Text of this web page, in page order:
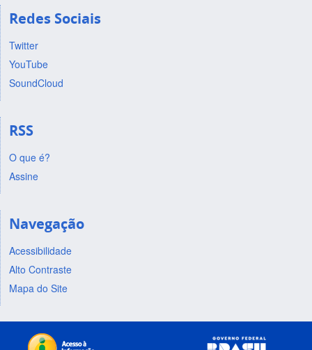
Redes Sociais
Twitter
YouTube
SoundCloud
RSS
O que é?
Assine
Navegação
Acessibilidade
Alto Contraste
Mapa do Site